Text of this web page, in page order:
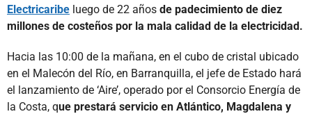
Electricaribe luego de 22 años de padecimiento de diez
millones de costeños por la mala calidad de la electricidad.
Hacia las 10:00 de la mañana, en el cubo de cristal ubicado
en el Malecón del Río, en Barranquilla, el jefe de Estado hará
el lanzamiento de ‘Aire’, operado por el Consorcio Energía de
la Costa, que prestará servicio en Atlántico, Magdalena y